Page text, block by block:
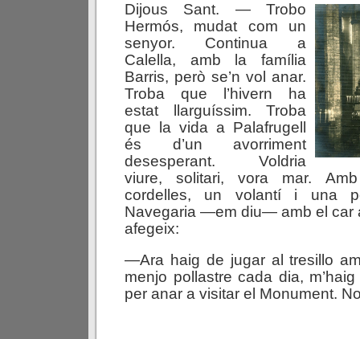
Dijous Sant. — Trobo
Hermós, mudat com un
senyor. Continua a
Calella, amb la família
Barris, però se’n vol anar.
Troba que l’hivern ha
estat llarguíssim. Troba
que la vida a Palafrugell
és d’un avorriment
desesperant. Voldria
viure, solitari, vora mar.
cordelles, un volantí i una
Navegaria —em diu— amb el car
afegeix:
—Ara haig de jugar al tresillo
menjo pollastre cada dia,
per anar a visitar el Monument.